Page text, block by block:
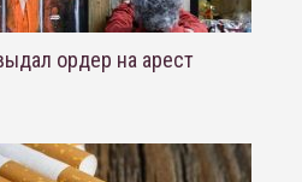
ордер на арест